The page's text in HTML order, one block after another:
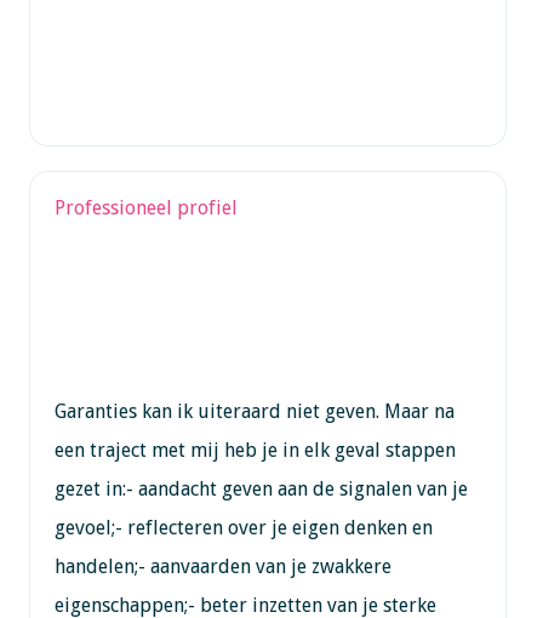
Professioneel profiel
Garanties kan ik uiteraard niet geven. Maar na
een traject met mij heb je in elk geval stappen
gezet in:- aandacht geven aan de signalen van je
gevoel;- reflecteren over je eigen denken en
handelen;- aanvaarden van je zwakkere
eigenschappen;- beter inzetten van je sterke